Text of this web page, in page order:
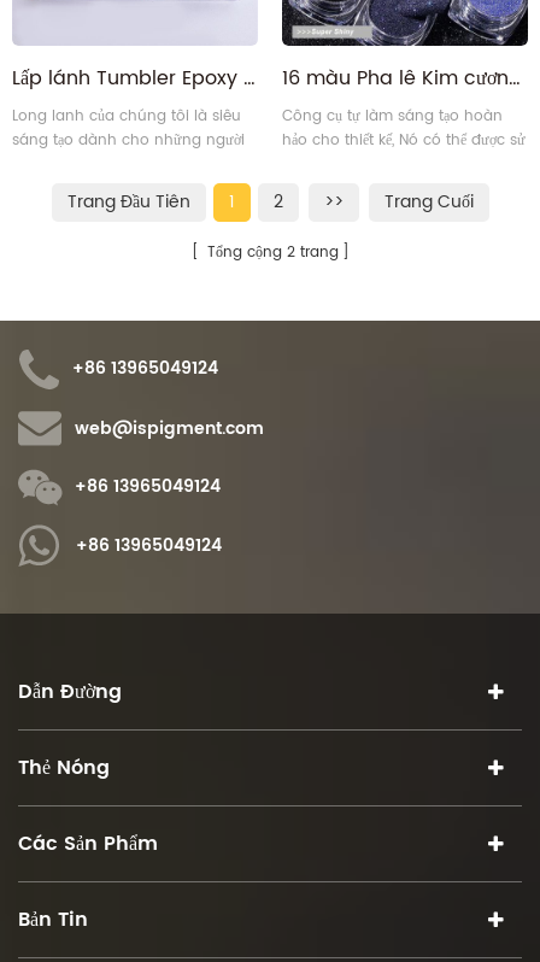
Lấp lánh Tumbler Epoxy Resin Craft Trang trí Bột lấp lánh
Long lanh của chúng tôi là siêu
sáng tạo dành cho những người
trên da, cũng có thể sử dụng gel
dưỡng tóc hoặc kem lót lấp lánh
để giữ lấp lánh giữ được lâu hơn,
dễ dàng loại bỏ bằng nước.
16 màu Pha lê Kim cương bụi Trang trí móng tay Bột lấp lánh
Công cụ tự làm sáng tạo hoàn
hảo cho thiết kế, Nó có thể được sử
màu để tạo hiệu ứng dần dần.
Mang lại niềm vui với hiệu ứng
phong cách đẹp mắt.
Trang Đầu Tiên 1 2 >> Trang Cuối
Tổng cộng 2 trang
+86 13965049124
web@ispigment.com
+86 13965049124
+86 13965049124
Dẫn Đường
Thẻ Nóng
Các Sản Phẩm
Bản Tin